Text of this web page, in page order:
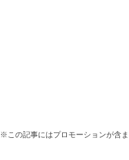
※この記事にはプロモーションが含ま